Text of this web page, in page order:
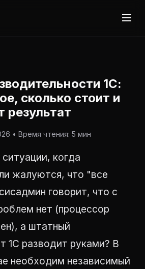
1С:
сколько стоит и
результат
• Время чтения: 5 мин
когда
жалуются, что "все
говорит, что с
нет (процессор
а штатный
1С разводит руками? В
необходим независимый